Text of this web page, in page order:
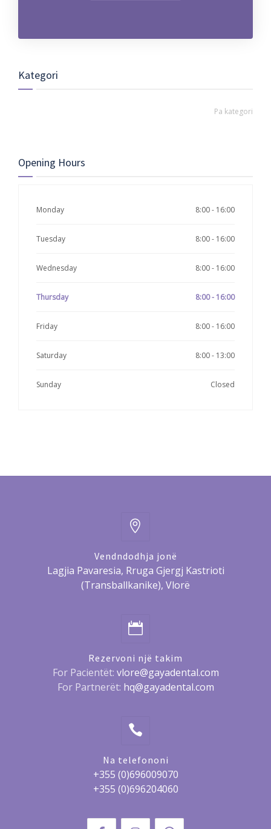
Kategori
Pa kategori
Opening Hours
Monday 8:00 - 16:00
Tuesday 8:00 - 16:00
Wednesday 8:00 - 16:00
Thursday 8:00 - 16:00
Friday 8:00 - 16:00
Saturday 8:00 - 13:00
Sunday Closed
Vendndodhja jonë
Lagjia Pavaresia, Rruga Gjergj Kastrioti
(Transballkanike), Vlorë
Rezervoni një takim
For Pacientët: vlore@gayadental.com
For Partnerët: hq@gayadental.com
Na telefononi
+355 (0)696009070
+355 (0)696204060